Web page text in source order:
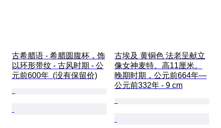
古希腊语 - 希腊圆腹杯，饰
以环形带纹 - 古风时期 - 公
元前600年  (没有保留价)
古埃及 黄铜色 法老呈献立
像女神麦特。高11厘米。
晚期时期，公元前664年—
公元前332年 - 9 cm